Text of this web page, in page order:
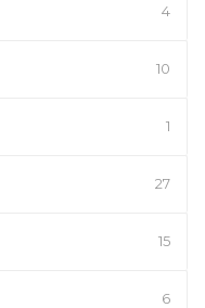
4
10
1
27
15
6